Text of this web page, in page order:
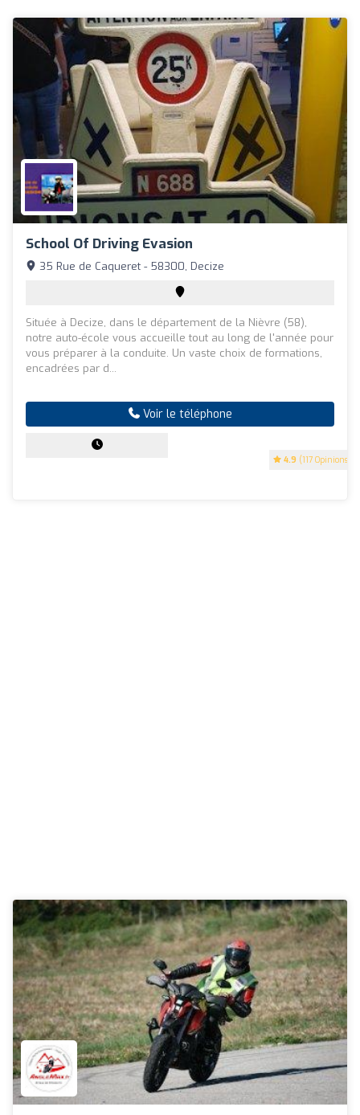
School Of Driving Evasion
4.9 (117 Opinions)
35 Rue de Caqueret - 58300, Decize
Située à Decize, dans le département de la Nièvre (58),
notre auto-école vous accueille tout au long de l'année pour
vous préparer à la conduite. Un vaste choix de formations,
encadrées par d...
Voir le téléphone